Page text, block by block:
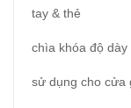
tay & thẻ
chìa khóa độ
sử dụng cho cửa